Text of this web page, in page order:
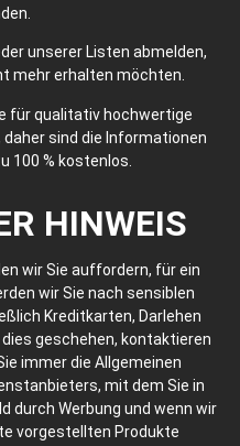
unserer Listen abmelden,
mehr erhalten möchten.
für qualitativ hochwertige
sind die Informationen
100 % kostenlos.
HINWEIS
wir Sie auffordern, für ein
wir Sie nach sensiblen
Kreditkarten, Darlehen
geschehen, kontaktieren
immer die Allgemeinen
mit dem Sie in
durch Werbung und wenn wir
vorgestellten Produkte